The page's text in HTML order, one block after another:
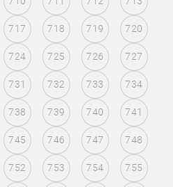
717 718 719 720
724 725 726 727
731 732 733 734
738 739 740 741
745 746 747 748
752 753 754 755